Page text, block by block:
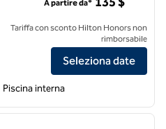
Suites by Hilton Memphis
A partire da*
Tariffa con sconto Hilton Honors non
rimborsabile
Seleziona date
Piscina interna